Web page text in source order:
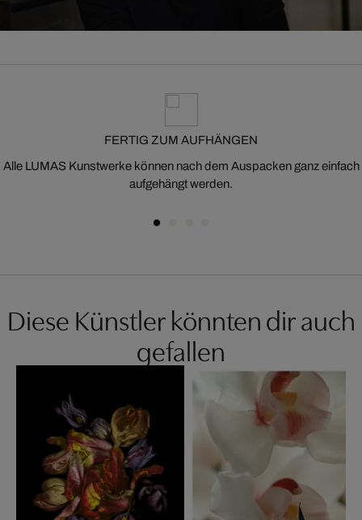
FERTIG ZUM AUFHÄNGEN
Alle LUMAS Kunstwerke können nach dem Auspacken ganz einfach
aufgehängt werden.
Diese Künstler könnten dir auch
gefallen